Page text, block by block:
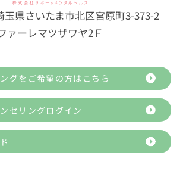
玉県さいたま市北区宮原町3-373-2
ァーレマツザワヤ2Ｆ
グをご希望の方はこちら
セリングログイン